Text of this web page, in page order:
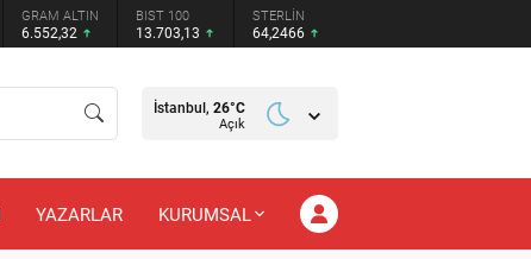
GRAM ALTIN
6.552,32
BIST 100
13.703,13
STERLİN
64,2466
İstanbul, 26°C
Açık
YAZARLAR KURUMSAL